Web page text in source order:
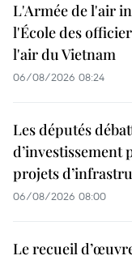
L'Armée de l'air
l'École des
l'air du Vietnam
06/08/2026 08:24
Les députés
d’investissement
projets
06/08/2026 08:00
Le recueil